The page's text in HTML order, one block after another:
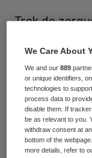
Trok de
inmiddels
per maand.
afgelopen
In 2014
totaal. Het
patiënten
We Care About
We and our889
or unique identifiers,
technologies to
process data to
disable them. If
be as relevant to you.
withdraw consent at
bottom of the
more details, refer to